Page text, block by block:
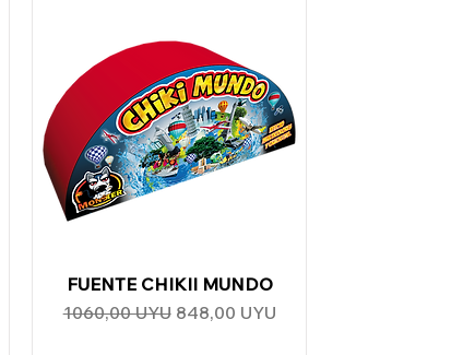
Vista rápida
FUENTE CHIKII MUNDO
Precio
1060,00 UYU Precio de oferta
848,00 UYU